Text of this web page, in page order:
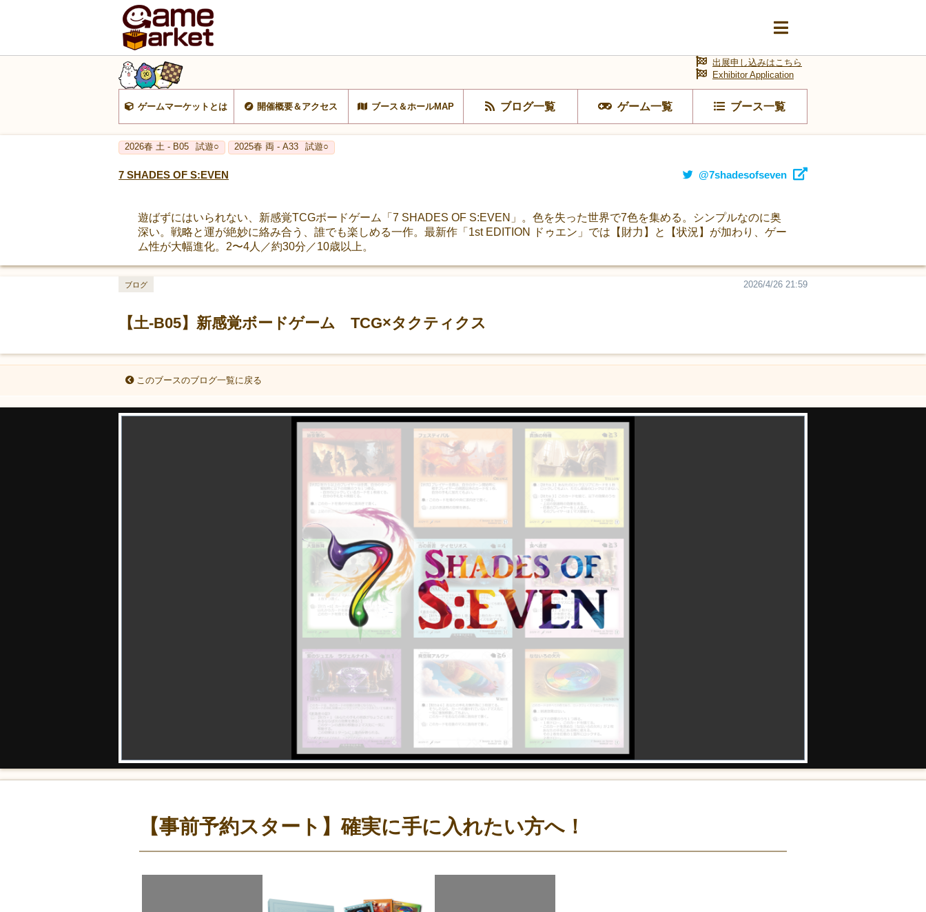
ゲームマーケットとは 開催概要＆アクセス ブース＆ホールMAP ブログ一覧 ゲーム一覧 ブース一覧
出展申し込みはこちら
Exhibitor Application
2026春 土 - B05 試遊○ 2025春 両 - A33 試遊○
7 SHADES OF S:EVEN @7shadesofseven
遊ばずにはいられない、新感覚TCGボードゲーム「7 SHADES OF S:EVEN」。色を失った世界で7色を集める。シンプルなのに奥
深い。戦略と運が絶妙に絡み合う、誰でも楽しめる一作。最新作「1st EDITION ドゥエン」では【財力】と【状況】が加わり、ゲー
ム性が大幅進化。2〜4人／約30分／10歳以上。
【土-B05】新感覚ボードゲーム TCG×タクティクス
2026/4/26 21:59
ブログ
このブースのブログ一覧に戻る
【事前予約スタート】確実に手に入れたい方へ！